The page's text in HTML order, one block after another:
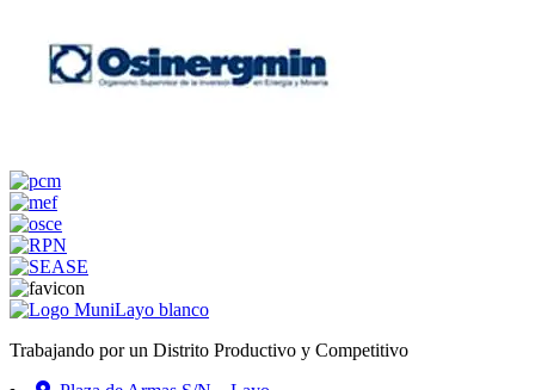
Trabajando por un Distrito Productivo y Competitivo